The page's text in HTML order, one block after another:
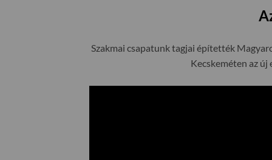
Szakmai csapatunk tagjai építették
Kecskeméten az